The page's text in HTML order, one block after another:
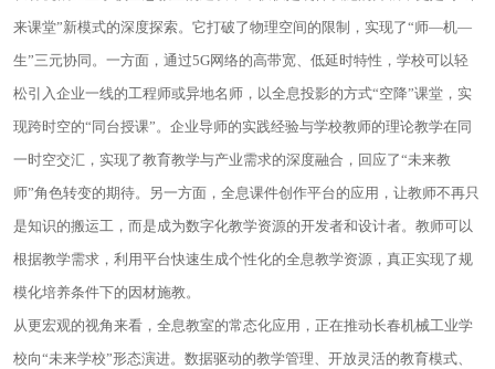
来课堂”新模式的深度探索。它打破了物理空间的限制，实现了“师—机—
生”三元协同。一方面，通过5G网络的高带宽、低延时特性，学校可以轻
松引入企业一线的工程师或异地名师，以全息投影的方式“空降”课堂，实
现跨时空的“同台授课”。企业导师的实践经验与学校教师的理论教学在同
一时空交汇，实现了教育教学与产业需求的深度融合，回应了“未来教
师”角色转变的期待。另一方面，全息课件创作平台的应用，让教师不再只
是知识的搬运工，而是成为数字化教学资源的开发者和设计者。教师可以
根据教学需求，利用平台快速生成个性化的全息教学资源，真正实现了规
模化培养条件下的因材施教。
从更宏观的视角来看，全息教室的常态化应用，正在推动长春机械工业学
校向“未来学校”形态演进。数据驱动的教学管理、开放灵活的教育模式、